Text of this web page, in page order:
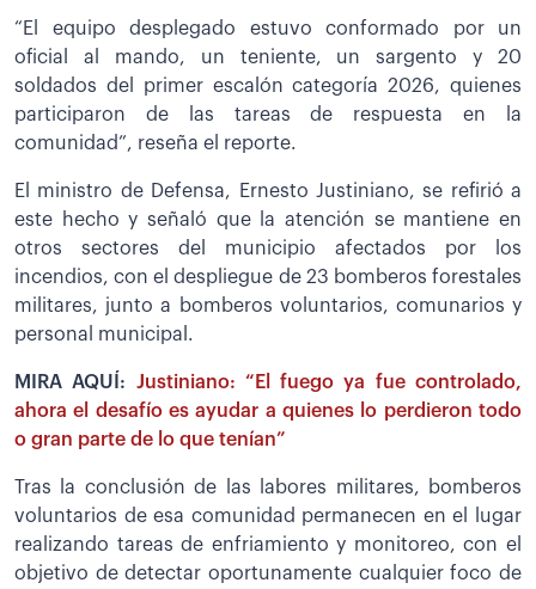
“El equipo desplegado estuvo conformado por un
oficial al mando, un teniente, un sargento y 20
soldados del primer escalón categoría 2026, quienes
participaron de las tareas de respuesta en la
comunidad”, reseña el reporte.
El ministro de Defensa, Ernesto Justiniano, se refirió a
este hecho y señaló que la atención se mantiene en
otros sectores del municipio afectados por los
incendios, con el despliegue de 23 bomberos forestales
militares, junto a bomberos voluntarios, comunarios y
personal municipal.
MIRA AQUÍ: Justiniano: “El fuego ya fue controlado,
ahora el desafío es ayudar a quienes lo perdieron todo
o gran parte de lo que tenían”
Tras la conclusión de las labores militares, bomberos
voluntarios de esa comunidad permanecen en el lugar
realizando tareas de enfriamiento y monitoreo, con el
objetivo de detectar oportunamente cualquier foco de